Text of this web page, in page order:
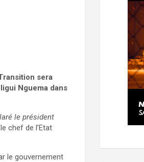
sera
Nguema dans
le président
chef de l’Etat
le gouvernement